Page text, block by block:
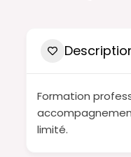
Formation
limité.